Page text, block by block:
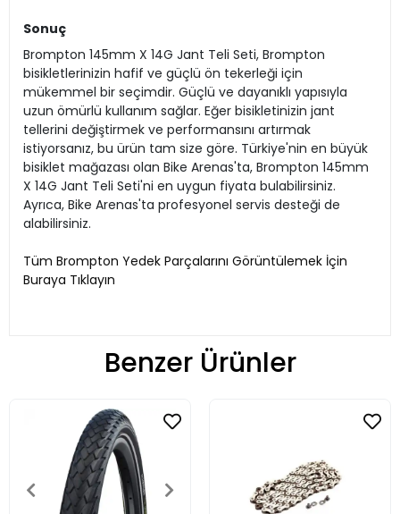
Sonuç
Brompton 145mm X 14G Jant Teli Seti, Brompton
bisikletlerinizin hafif ve güçlü ön tekerleği için
mükemmel bir seçimdir. Güçlü ve dayanıklı yapısıyla
uzun ömürlü kullanım sağlar. Eğer bisikletinizin jant
tellerini değiştirmek ve performansını artırmak
istiyorsanız, bu ürün tam size göre. Türkiye'nin en büyük
bisiklet mağazası olan Bike Arenas'ta, Brompton 145mm
X 14G Jant Teli Seti'ni en uygun fiyata bulabilirsiniz.
Ayrıca, Bike Arenas'ta profesyonel servis desteği de
alabilirsiniz.
Tüm Brompton Yedek Parçalarını Görüntülemek İçin
Buraya Tıklayın
Benzer Ürünler